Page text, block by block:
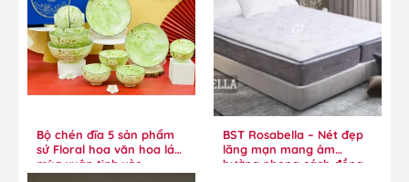
Bộ chén đĩa 5 sản phẩm
sứ Floral hoa văn hoa lá
mùa xuân tinh xảo
BST Rosabella – Nét đẹp
lãng mạn mang âm
hưởng phong cách đồng